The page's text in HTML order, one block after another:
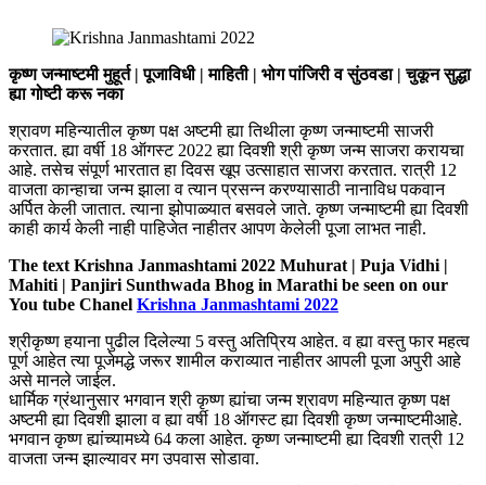
कृष्ण जन्माष्टमी मुहूर्त | पूजाविधी | माहिती | भोग पांजिरी व सुंठवडा | चुकून सुद्धा
ह्या गोष्टी करू नका
श्रावण महिन्यातील कृष्ण पक्ष अष्टमी ह्या तिथीला कृष्ण जन्माष्टमी साजरी
करतात. ह्या वर्षी 18 ऑगस्ट 2022 ह्या दिवशी श्री कृष्ण जन्म साजरा करायचा
आहे. तसेच संपूर्ण भारतात हा दिवस खूप उत्साहात साजरा करतात. रात्री 12
वाजता कान्हाचा जन्म झाला व त्यान प्रसन्न करण्यासाठी नानाविध पकवान
अर्पित केली जातात. त्याना झोपाळ्यात बसवले जाते. कृष्ण जन्माष्टमी ह्या दिवशी
काही कार्य केली नाही पाहिजेत नाहीतर आपण केलेली पूजा लाभत नाही.
The text Krishna Janmashtami 2022 Muhurat | Puja Vidhi |
Mahiti | Panjiri Sunthwada Bhog in Marathi be seen on our
You tube Chanel Krishna Janmashtami 2022
श्रीकृष्ण हयाना पुढील दिलेल्या 5 वस्तु अतिप्रिय आहेत. व ह्या वस्तु फार महत्व
पूर्ण आहेत त्या पूजेमद्धे जरूर शामील कराव्यात नाहीतर आपली पूजा अपुरी आहे
असे मानले जाईल.
धार्मिक ग्रंथानुसार भगवान श्री कृष्ण ह्यांचा जन्म श्रावण महिन्यात कृष्ण पक्ष
अष्टमी ह्या दिवशी झाला व ह्या वर्षी 18 ऑगस्ट ह्या दिवशी कृष्ण जन्माष्टमीआहे.
भगवान कृष्ण ह्यांच्यामध्ये 64 कला आहेत. कृष्ण जन्माष्टमी ह्या दिवशी रात्री 12
वाजता जन्म झाल्यावर मग उपवास सोडावा.